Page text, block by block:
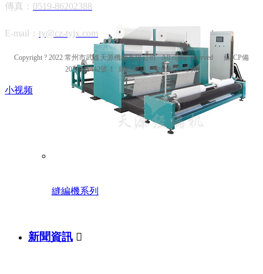
縫編機系列
新聞資訊 
傳真： 0519-86202388
E-mail： ty@cz-tyjx.com
Copyright ? 2022 常州市武進天源機械有限公司 All rights reserved
蘇ICP備
2021042442號-1
網站建設：中企動力 常州
小视频